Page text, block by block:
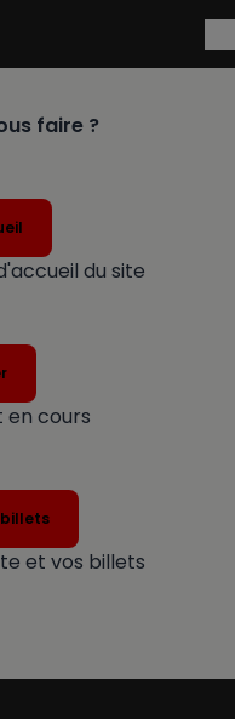
faire ?
du site
en cours
billets
et vos billets